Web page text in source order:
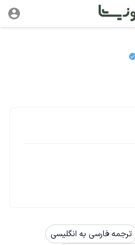
ترجمه فارسی به انگلیسی